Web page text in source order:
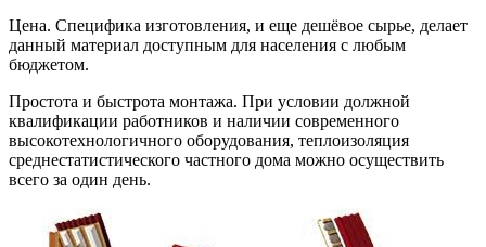
Цена. Специфика изготовления, и еще дешёвое сырье, делает
данный материал доступным для населения с любым
бюджетом.
Простота и быстрота монтажа. При условии должной
квалификации работников и наличии современного
высокотехнологичного оборудования, теплоизоляция
среднестатистического частного дома можно осуществить
всего за один день.